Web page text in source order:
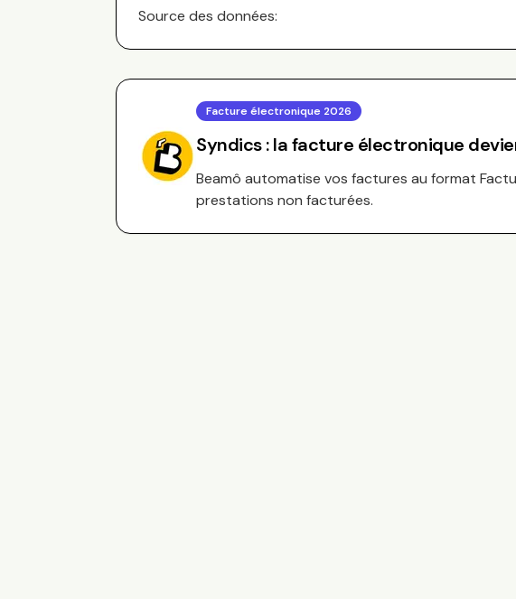
Source des données:
Facture électronique 2026
Syndics : la facture électronique
Beamô automatise vos factures au format
prestations non facturées.